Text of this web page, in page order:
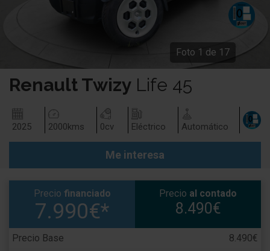
Foto 1 de 17
Renault Twizy Life 45
2025 2000kms 0cv Eléctrico Automático
Me interesa
Precio financiado
7.990€*
Precio al contado
8.490€
Precio Base
8.490€